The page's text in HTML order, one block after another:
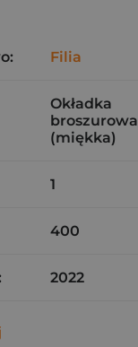
Filia
Okładka
broszurowa
(miękka)
1
400
2022